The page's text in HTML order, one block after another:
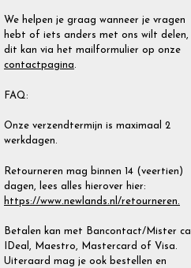
We helpen je graag wanneer je vragen
hebt of iets anders met ons wilt delen,
dit kan via het mailformulier op onze
contactpagina.
FAQ:
Onze verzendtermijn is maximaal 2
werkdagen.
Retourneren mag binnen 14 (veertien)
dagen, lees alles hierover hier:
https://www.newlands.nl/retourneren.
Betalen kan met Bancontact/Mister
IDeal, Maestro, Mastercard of Visa.
Uiteraard mag je ook bestellen en